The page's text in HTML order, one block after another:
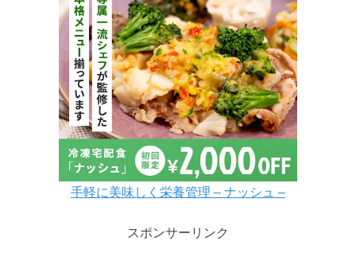
手軽に美味しく栄養管理 – ナッシュ –
スポンサーリンク